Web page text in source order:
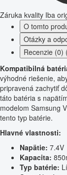
Záruka kvality Iba
O tomto
Otázky a
Recenzie (0)
Kompatibilná
výhodné riešenie,
pripravená zachytiť
táto batéria s
modelom Samsung
tento typ batérie.
Hlavné vlastnosti:
Napätie: 7.4V
Kapacita:
Typ batérie: